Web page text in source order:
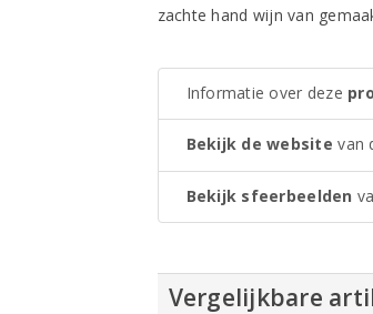
zachte hand wijn van
Informatie over deze
Bekijk de website van
Bekijk sfeerbeelden
Vergelijkbare